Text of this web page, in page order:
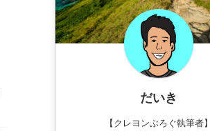
だいき
【クレヨンぶろぐ執筆者】